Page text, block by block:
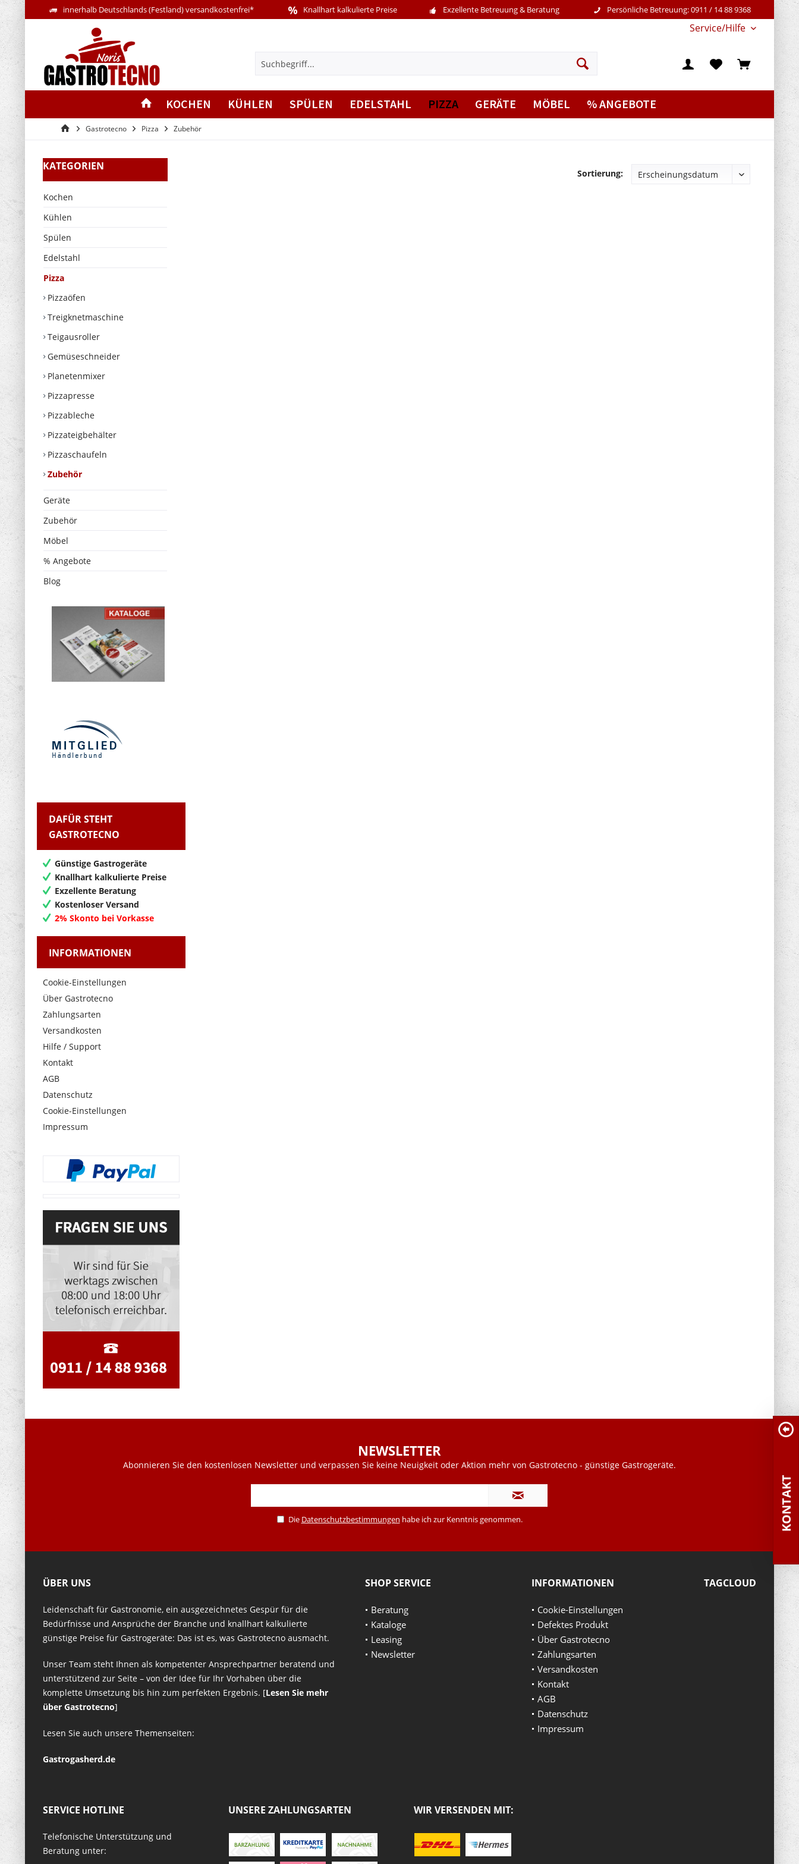
innerhalb Deutschlands (Festland) versandkostenfrei* Knallhart kalkulierte Preise Exzellente Betreuung & Beratung Persönliche Betreuung: 0911 / 14 88 9368
Service/Hilfe
KOCHEN KÜHLEN SPÜLEN EDELSTAHL PIZZA GERÄTE MÖBEL % ANGEBOTE
Gastrotecno Pizza Zubehör
KATEGORIEN
Kochen
Kühlen
Spülen
Edelstahl
Pizza
Pizzaöfen
Treigknetmaschine
Teigausroller
Gemüseschneider
Planetenmixer
Pizzapresse
Pizzableche
Pizzateigbehälter
Pizzaschaufeln
Zubehör
Geräte
Zubehör
Möbel
% Angebote
Blog
DAFÜR STEHT
GASTROTECNO
Günstige Gastrogeräte
Knallhart kalkulierte Preise
Exzellente Beratung
Kostenloser Versand
2% Skonto bei Vorkasse
INFORMATIONEN
Cookie-Einstellungen
Über Gastrotecno
Zahlungsarten
Versandkosten
Hilfe / Support
Kontakt
AGB
Datenschutz
Cookie-Einstellungen
Impressum
Sortierung:
NEWSLETTER
Abonnieren Sie den kostenlosen Newsletter und verpassen Sie keine Neuigkeit oder Aktion mehr von Gastrotecno - günstige Gastrogeräte.
Die Datenschutzbestimmungen habe ich zur Kenntnis genommen.
ÜBER UNS
Leidenschaft für Gastronomie, ein ausgezeichnetes Gespür für die
Bedürfnisse und Ansprüche der Branche und knallhart kalkulierte
günstige Preise für Gastrogeräte: Das ist es, was Gastrotecno ausmacht.
Unser Team steht Ihnen als kompetenter Ansprechpartner beratend und
unterstützend zur Seite – von der Idee für Ihr Vorhaben über die
komplette Umsetzung bis hin zum perfekten Ergebnis. [Lesen Sie mehr
über Gastrotecno]
Lesen Sie auch unsere Themenseiten:
Gastrogasherd.de
SHOP SERVICE
Beratung
Kataloge
Leasing
Newsletter
INFORMATIONEN
Cookie-Einstellungen
Defektes Produkt
Über Gastrotecno
Zahlungsarten
Versandkosten
Kontakt
AGB
Datenschutz
Impressum
TAGCLOUD
SERVICE HOTLINE
Telefonische Unterstützung und
Beratung unter:
UNSERE ZAHLUNGSARTEN WIR VERSENDEN MIT:
KONTAKT